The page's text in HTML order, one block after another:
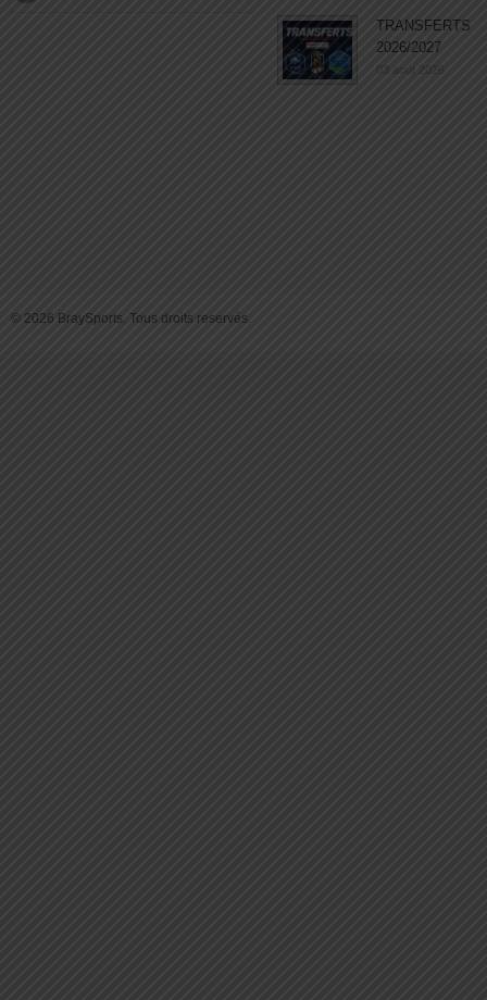
TRANSFERTS
2026/2027
03 août 2026
© 2026 BraySports. Tous droits reservés.